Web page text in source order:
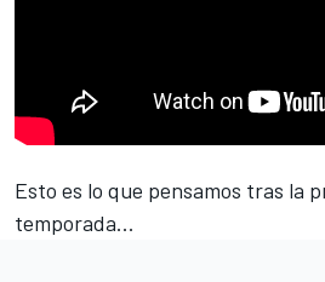
Esto es lo que pensamos tras la
temporada...